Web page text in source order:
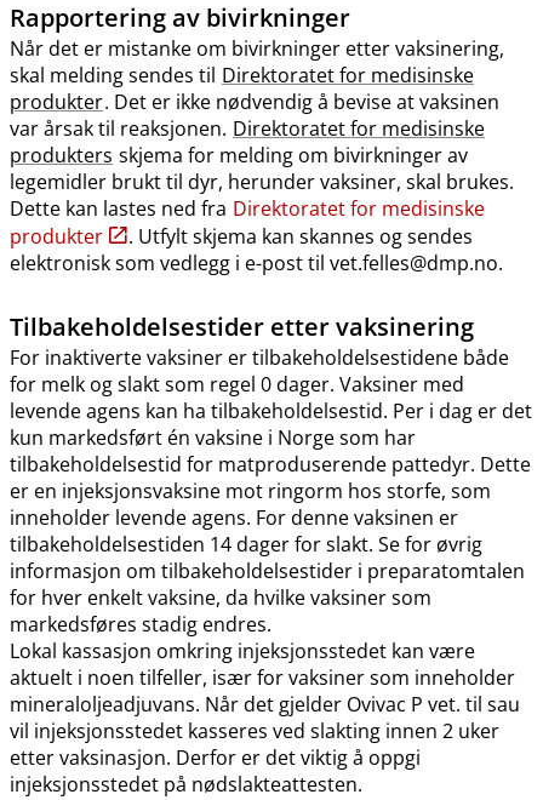
Rapportering av bivirkninger
Når det er mistanke om bivirkninger etter vaksinering,
skal melding sendes til Direktoratet for medisinske
produkter. Det er ikke nødvendig å bevise at vaksinen
var årsak til reaksjonen. Direktoratet for medisinske
produkters skjema for melding om bivirkninger av
legemidler brukt til dyr, herunder vaksiner, skal brukes.
Dette kan lastes ned fra Direktoratet for medisinske
produkter
. Utfylt skjema kan skannes og sendes
elektronisk som vedlegg i e-post til vet.felles@dmp.no.
Tilbakeholdelsestider etter vaksinering
For inaktiverte vaksiner er tilbakeholdelsestidene både
for melk og slakt som regel 0 dager. Vaksiner med
levende agens kan ha tilbakeholdelsestid. Per i dag er det
kun markedsført én vaksine i Norge som har
tilbakeholdelsestid for matproduserende pattedyr. Dette
er en injeksjonsvaksine mot ringorm hos storfe, som
inneholder levende agens. For denne vaksinen er
tilbakeholdelsestiden 14 dager for slakt. Se for øvrig
informasjon om tilbakeholdelsestider i preparatomtalen
for hver enkelt vaksine, da hvilke vaksiner som
markedsføres stadig endres.
Lokal kassasjon omkring injeksjonsstedet kan være
aktuelt i noen tilfeller, især for vaksiner som inneholder
mineraloljeadjuvans. Når det gjelder Ovivac P vet. til sau
vil injeksjonsstedet kasseres ved slakting innen 2 uker
etter vaksinasjon. Derfor er det viktig å oppgi
injeksjonsstedet på nødslakteattesten.